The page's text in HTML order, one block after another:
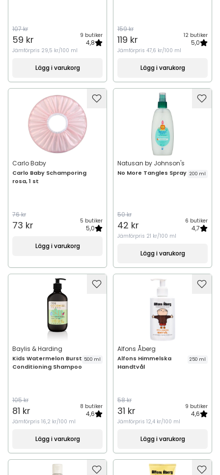
107 kr
59 kr 9 butiker
4,8
Jämförpris 29,5 kr/100 ml
Lägg i varukorg
159 kr
119 kr 12 butiker
5,0
Jämförpris 47,6 kr/100 ml
Lägg i varukorg
Carlo Baby
Carlo Baby Schamporing
rosa, 1 st
76 kr
73 kr 5 butiker
5,0
Lägg i varukorg
Natusan by Johnson's
No More Tangles Spray 200 ml
50 kr
42 kr 6 butiker
4,7
Jämförpris 21 kr/100 ml
Lägg i varukorg
Baylis & Harding
Kids Watermelon Burst
Conditioning Shampoo
500 ml
105 kr
81 kr 8 butiker
4,6
Jämförpris 16,2 kr/100 ml
Lägg i varukorg
Alfons Åberg
Alfons Himmelska
Handtvål
250 ml
58 kr
31 kr 9 butiker
4,6
Jämförpris 12,4 kr/100 ml
Lägg i varukorg